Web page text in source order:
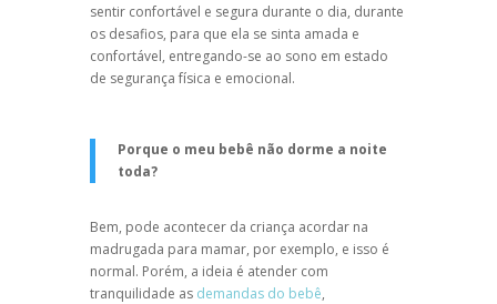
sentir confortável e segura durante o dia, durante
os desafios, para que ela se sinta amada e
confortável, entregando-se ao sono em estado
de segurança física e emocional.
Porque o meu bebê não dorme a noite
toda?
Bem, pode acontecer da criança acordar na
madrugada para mamar, por exemplo, e isso é
normal. Porém, a ideia é atender com
tranquilidade as demandas do bebê,